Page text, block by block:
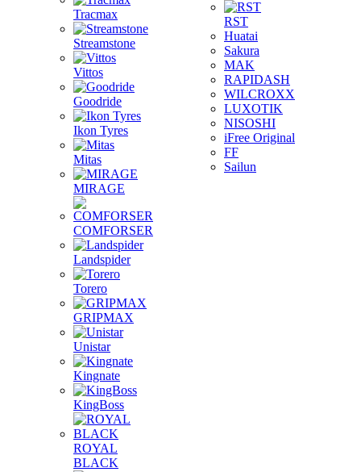
Tracmax
Streamstone
Vittos
Goodride
Ikon Tyres
Mitas
MIRAGE
COMFORSER
Landspider
Torero
GRIPMAX
Unistar
Kingnate
KingBoss
ROYAL
BLACK
RST
Huatai
Sakura
MAK
RAPIDASH
WILCROXX
LUXOTIK
NISOSHI
iFree Original
FF
Sailun